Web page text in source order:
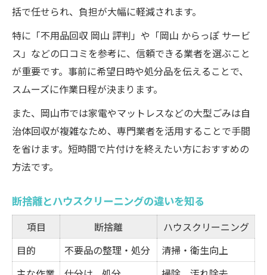
括で任せられ、負担が大幅に軽減されます。
特に「不用品回収 岡山 評判」や「岡山 からっぽ サービ
ス」などの口コミを参考に、信頼できる業者を選ぶこと
が重要です。事前に希望日時や処分品を伝えることで、
スムーズに作業日程が決まります。
また、岡山市では家電やマットレスなどの大型ごみは自
治体回収が複雑なため、専門業者を活用することで手間
を省けます。短時間で片付けを終えたい方におすすめの
方法です。
断捨離とハウスクリーニングの違いを知る
項目 断捨離
ハウスクリーニング
目的
不要品の整理・処分
清掃・衛生向上